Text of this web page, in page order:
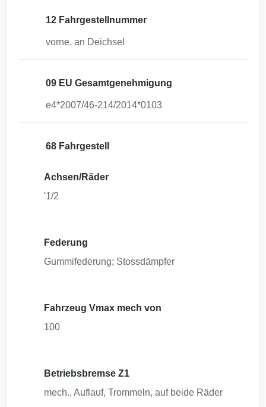
12 Fahrgestellnummer
vorne, an Deichsel
09 EU Gesamtgenehmigung
e4*2007/46-214/2014*0103
68 Fahrgestell
Achsen/Räder
'1/2
Federung
Gummifederung; Stossdämpfer
Fahrzeug Vmax mech von
100
Betriebsbremse Z1
mech., Auflauf, Trommeln, auf beide Räder